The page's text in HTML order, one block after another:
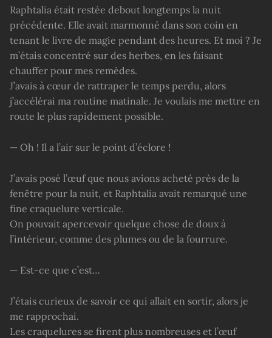
Raphtalia était restée debout longtemps la nuit
précédente. Elle avait marmonné dans son coin en
tenant le livre de magie pendant des heures. Et moi ? Je
m’étais concentré sur des herbes, en les faisant
chauffer pour mes remèdes.
J’avais à cœur de rattraper le temps perdu, alors
j’accélérai ma routine matinale. Je voulais me mettre en
route le plus rapidement possible.
— Oh ! Il a l’air sur le point d’éclore !
J’avais posé l’œuf que nous avions acheté près de la
fenêtre pour la nuit, et Raphtalia avait remarqué une
fine craquelure verticale.
On pouvait apercevoir quelque chose de doux à
l’intérieur, comme des plumes ou de la fourrure.
— Est-ce que c’est…
J’étais curieux de savoir ce qui allait en sortir, alors je
me rapprochai.
Les craquelures se firent plus nombreuses et l’œuf